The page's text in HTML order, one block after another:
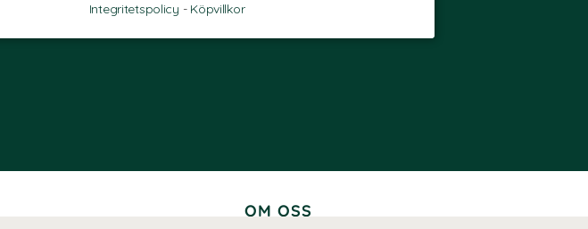
Integritetspolicy - Köpvillkor
OM OSS